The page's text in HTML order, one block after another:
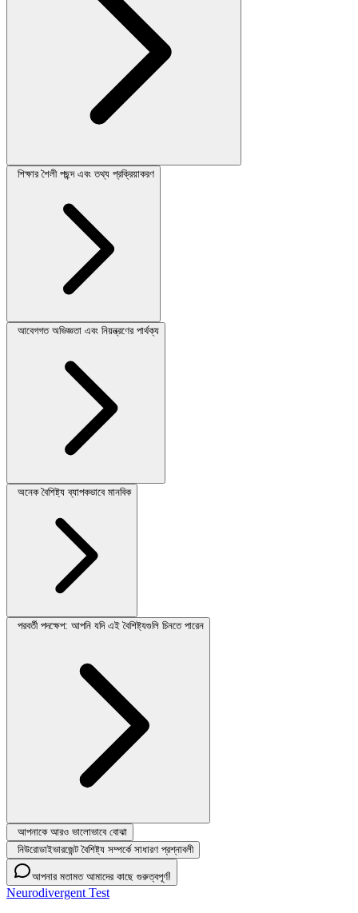
শিক্ষার শৈলী পছন্দ এবং তথ্য প্রক্রিয়াকরণ
আবেগগত অভিজ্ঞতা এবং নিয়ন্ত্রণের পার্থক্য
অনেক বৈশিষ্ট্য ব্যাপকভাবে মানবিক
পরবর্তী পদক্ষেপ: আপনি যদি এই বৈশিষ্ট্যগুলি চিনতে পারেন
আপনাকে আরও ভালোভাবে বোঝা
নিউরোডাইভারজেন্ট বৈশিষ্ট্য সম্পর্কে সাধারণ প্রশ্নাবলী
আপনার মতামত আমাদের কাছে গুরুত্বপূর্ণ!
Neurodivergent Test